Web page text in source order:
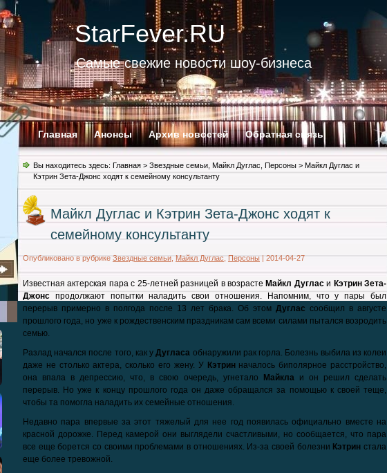
StarFever.RU
Самые свежие новости шоу-бизнеса
Главная Анонсы Архив новостей Обратная связь
Вы находитесь здесь: Главная > Звездные семьи Майкл Дуглас Персоны > Майкл Дуглас и
Кэтрин Зета-Джонс ходят к семейному консультанту
Майкл Дуглас и Кэтрин Зета-Джонс ходят к
семейному консультанту
Опубликовано в рубрике Звездные семьи Майкл Дуглас Персоны | 2014-04-27
Известная актерская пара с 25-летней разницей в возрасте Майкл Дугласи Кэтрин Зета-
Джонс продолжают попытки наладить свои отношения. Напомним, что у пары был
перерыв примерно в полгода после 13 лет брака. Об этом Дуглас сообщил в августе
прошлого года, но уже к рождественским праздникам сам всеми силами пытался возродить
семью.
Разлад начался после того, как уДугласа обнаружили рак горла. Болезнь выбила из колеи
даже не столько актера, сколько его жену. У Кэтринначалось биполярное расстройство,
она впала в депрессию, что, в свою очередь, угнетало
Майклаи он решил сделать
перерыв. Но уже к концу прошлого года он даже обращался за помощью к своей теще,
чтобы та помогла наладить их семейные отношения.
Недавно пара впервые за этот тяжелый для нее год появилась официально вместе на
красной дорожке. Перед камерой они выглядели счастливыми, но сообщается, что пара
все еще борется со своими проблемами в отношениях. Из-за своей болезни Кэтрин стала
еще более тревожной.